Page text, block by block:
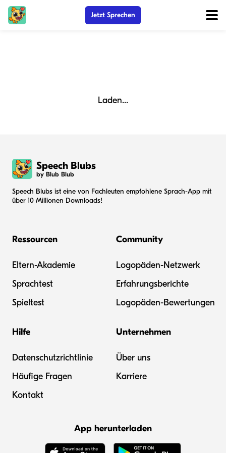
Jetzt Sprechen
Laden...
Speech Blubs
by Blub Blub
Speech Blubs ist eine von Fachleuten empfohlene Sprach-App mit
über 10 Millionen Downloads!
Ressourcen
Eltern-Akademie
Sprachtest
Spieltest
Community
Logopäden-Netzwerk
Erfahrungsberichte
Logopäden-Bewertungen
Hilfe
Datenschutzrichtlinie
Häufige Fragen
Kontakt
Unternehmen
Über uns
Karriere
App herunterladen